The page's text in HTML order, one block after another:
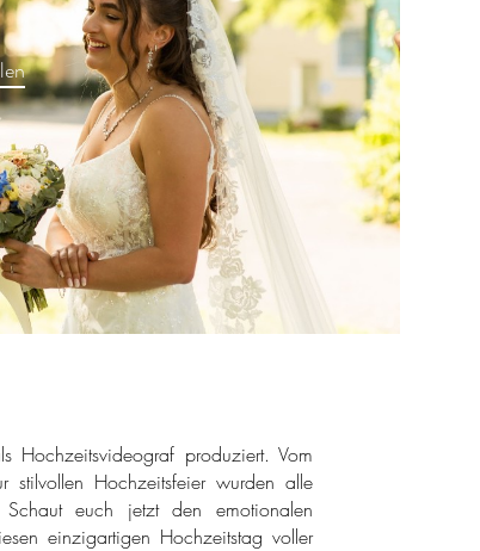
Hochzeitsvideograf produziert. Vom
Hochzeitsfeier wurden alle
euch jetzt den emotionalen
einzigartigen Hochzeitstag voller